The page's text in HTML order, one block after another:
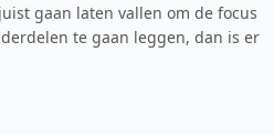
gaan laten vallen om de focus
te gaan leggen, dan is er